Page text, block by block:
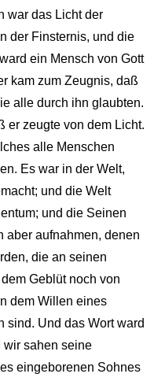
war das Licht der
der Finsternis, und die
ein Mensch von Gott
kam zum Zeugnis, daß
alle durch ihn glaubten.
er zeugte von dem Licht.
alle Menschen
Es war in der Welt,
und die Welt
und die Seinen
aber aufnahmen, denen
die an seinen
Geblüt noch von
dem Willen eines
sind. Und das Wort ward
wir sahen seine
eingeborenen Sohnes